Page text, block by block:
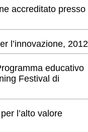
accreditato presso
l’innovazione, 2012
educativo
Festival di
l’alto valore